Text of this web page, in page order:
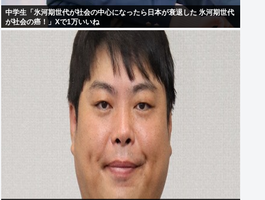
中学生「氷河期世代が社会の中心になったら日本が衰退した 氷河期世代
が社会の癌！」Xで1万いいね